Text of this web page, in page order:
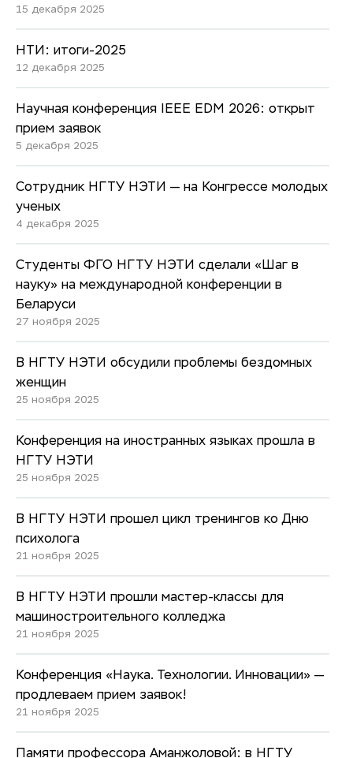
15 декабря 2025
НТИ: итоги-2025
12 декабря 2025
Научная конференция IEEE EDM 2026: открыт
прием заявок
5 декабря 2025
Сотрудник НГТУ НЭТИ — на Конгрессе молодых
ученых
4 декабря 2025
Студенты ФГО НГТУ НЭТИ сделали «Шаг в
науку» на международной конференции в
Беларуси
27 ноября 2025
В НГТУ НЭТИ обсудили проблемы бездомных
женщин
25 ноября 2025
Конференция на иностранных языках прошла в
НГТУ НЭТИ
25 ноября 2025
В НГТУ НЭТИ прошел цикл тренингов ко Дню
психолога
21 ноября 2025
В НГТУ НЭТИ прошли мастер-классы для
машиностроительного колледжа
21 ноября 2025
Конференция «Наука. Технологии. Инновации» —
продлеваем прием заявок!
21 ноября 2025
Памяти профессора Аманжоловой: в НГТУ